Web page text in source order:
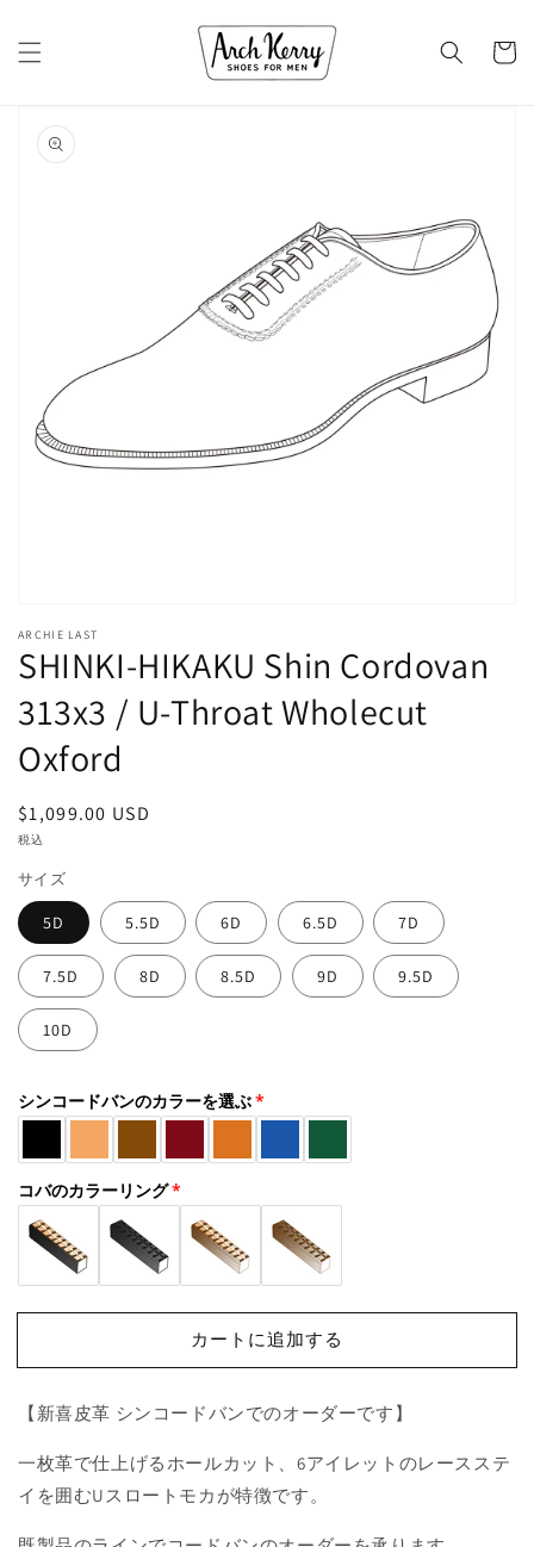
進む
ー
報にス
キップ
ー
い
メ
デ
ARCHIE LAST
SHINKI-HIKAKU Shin Cordovan
313x3 / U-Throat Wholecut
Oxford
通
常
価
格
$1,099.00 USD
税込
サイズ
5D 5.5D 6D 6.5D 7D
7.5D 8D 8.5D 9D 9.5D
10D
シンコードバンのカラーを選ぶ
コバのカラーリング
カートに追加する
【新喜皮革 シンコードバンでのオーダーです】
一枚革で仕上げるホールカット、6アイレットのレースステ
イを囲むUスロートモカが特徴です。